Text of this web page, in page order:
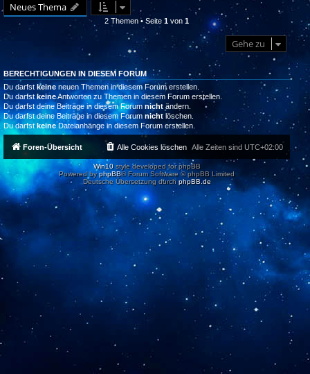
Neues Thema
2 Themen • Seite 1 von 1
Gehe zu
BERECHTIGUNGEN IN DIESEM FORUM
Du darfst keine neuen Themen in diesem Forum erstellen.
Du darfstkeineAntworten zu Themen in diesem Forum erstellen.
Du darfst deine Beiträge in diesem Forumnicht ändern.
Du darfst deine Beiträge in diesem Forum nicht löschen.
Du darfst keineDateianhänge in diesem Forum erstellen.
Foren-Übersicht Alle Zeiten sind UTC+02:00
Alle Cookies löschen
Win10style developed for phpBB
Powered byphpBB® Forum Software © phpBB Limited
Deutsche Übersetzung durch phpBB.de